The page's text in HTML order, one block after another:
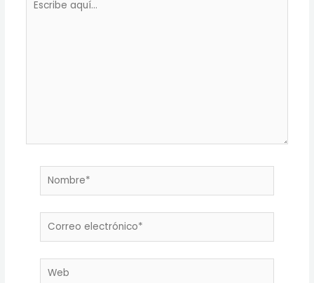
Nombre*
Correo
electrónico*
Web